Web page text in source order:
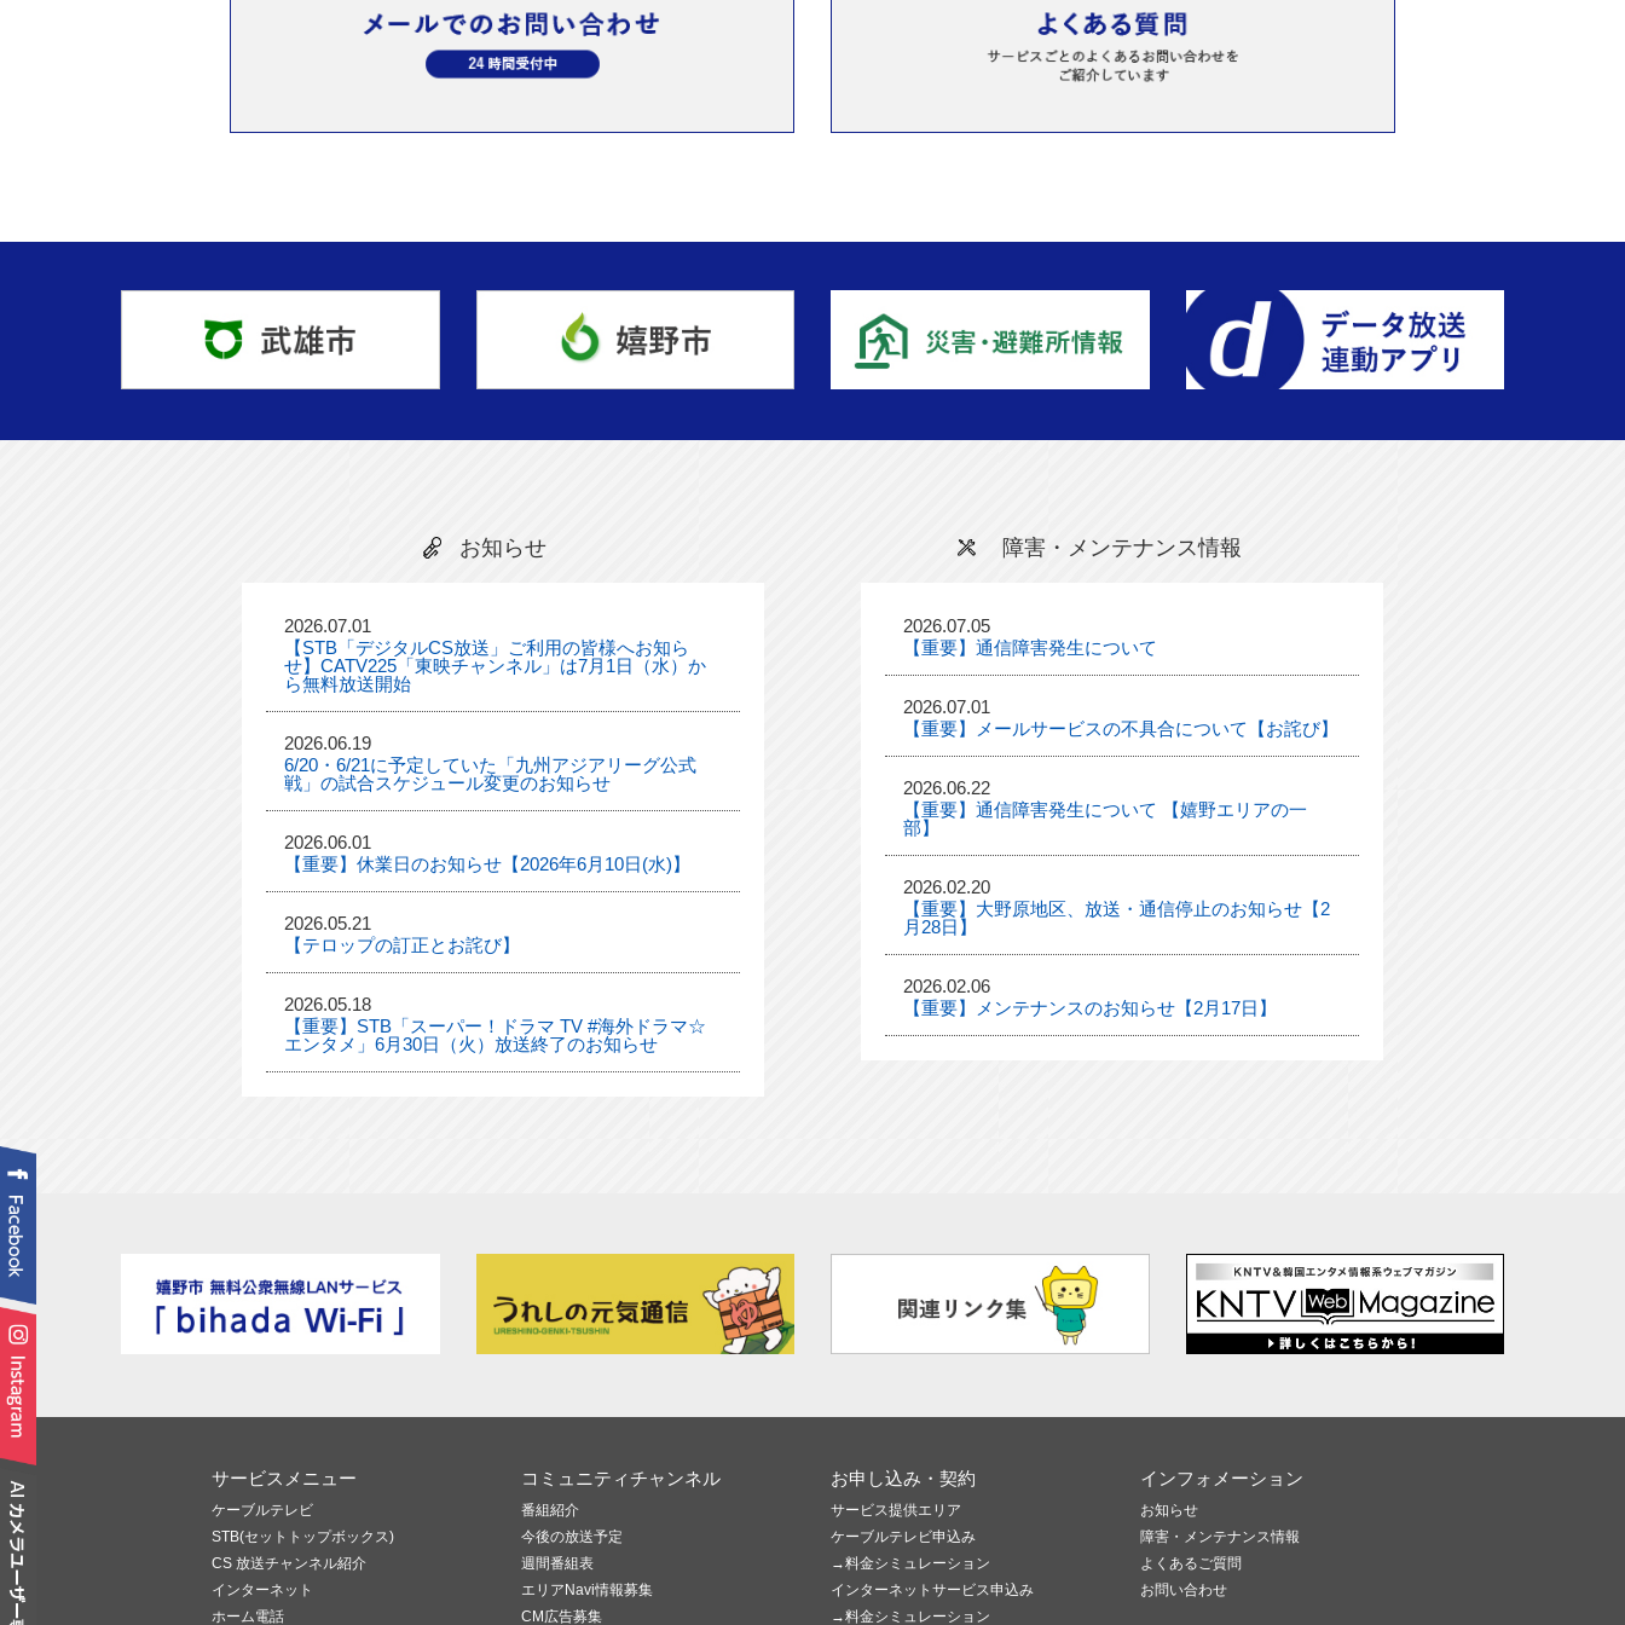
お知らせ
2026.07.01
【STB「デジタルCS放送」ご利用の皆様へお知ら
せ】CATV225「東映チャンネル」は7月1日（水）か
ら無料放送開始
2026.06.19
6/20・6/21に予定していた「九州アジアリーグ公式
戦」の試合スケジュール変更のお知らせ
2026.06.01
【重要】休業日のお知らせ【2026年6月10日(水)】
2026.05.21
【テロップの訂正とお詫び】
2026.05.18
【重要】STB「スーパー！ドラマ TV #海外ドラマ☆
エンタメ」6月30日（火）放送終了のお知らせ
障害・メンテナンス情報
2026.07.05
【重要】通信障害発生について
2026.07.01
【重要】メールサービスの不具合について【お詫び】
2026.06.22
【重要】通信障害発生について 【嬉野エリアの一
部】
2026.02.20
【重要】大野原地区、放送・通信停止のお知らせ【2
月28日】
2026.02.06
【重要】メンテナンスのお知らせ【2月17日】
サービスメニュー
ケーブルテレビ
STB(セットトップボックス)
CS 放送チャンネル紹介
インターネット
ホーム電話
コミュニティチャンネル
番組紹介
今後の放送予定
週間番組表
エリアNavi情報募集
CM広告募集
お申し込み・契約
サービス提供エリア
ケーブルテレビ申込み
→料金シミュレーション
インターネットサービス申込み
→料金シミュレーション
インフォメーション
お知らせ
障害・メンテナンス情報
よくあるご質問
お問い合わせ